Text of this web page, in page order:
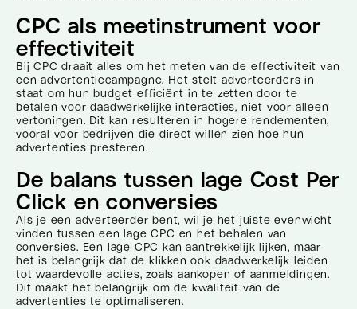
CPC als meetinstrument voor
effectiviteit
Bij CPC draait alles om het meten van de effectiviteit van
een advertentiecampagne. Het stelt adverteerders in
staat om hun budget efficiënt in te zetten door te
betalen voor daadwerkelijke interacties, niet voor alleen
vertoningen. Dit kan resulteren in hogere rendementen,
vooral voor bedrijven die direct willen zien hoe hun
advertenties presteren.
De balans tussen lage Cost Per
Click en conversies
Als je een adverteerder bent, wil je het juiste evenwicht
vinden tussen een lage CPC en het behalen van
conversies. Een lage CPC kan aantrekkelijk lijken, maar
het is belangrijk dat de klikken ook daadwerkelijk leiden
tot waardevolle acties, zoals aankopen of aanmeldingen.
Dit maakt het belangrijk om de kwaliteit van de
advertenties te optimaliseren.